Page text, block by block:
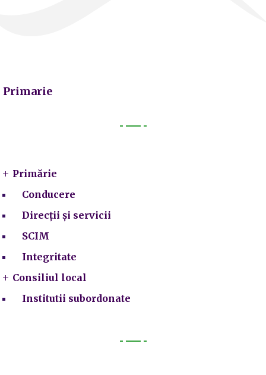
Primarie
Primărie
Conducere
Direcții și servicii
SCIM
Integritate
Consiliul local
Institutii subordonate